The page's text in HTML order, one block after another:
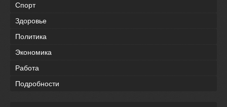
Спорт
Здоровье
Политика
Экономика
Работа
Подробности